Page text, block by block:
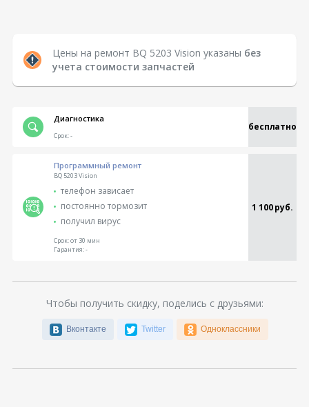
Цены на ремонт BQ 5203 Vision указаны без
учета стоимости запчастей
Диагностика
бесплатно
Срок:-
Программный ремонт
BQ 5203 Vision
телефон зависает
постоянно тормозит
получил вирус
1 100 руб.
Срок:от 30 мин
Гарантия:-
Чтобы получить скидку, поделись с друзьями:
Вконтакте Twitter Одноклассники